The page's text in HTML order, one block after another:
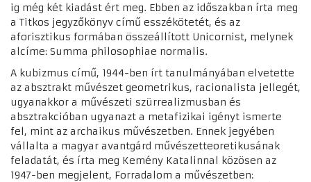
ig még két kiadást ért meg. Ebben az időszakban írta meg
a Titkos jegyzőkönyv című esszékötetét, és az
aforisztikus formában összeállított Unicornist, melynek
alcíme: Summa philosophiae normalis.
A kubizmus című, 1944-ben írt tanulmányában elvetette
az absztrakt művészet geometrikus, racionalista jellegét,
ugyanakkor a művészeti szürrealizmusban és
absztrakcióban ugyanazt a metafizikai igényt ismerte
fel, mint az archaikus művészetben. Ennek jegyében
vállalta a magyar avantgárd művészetteoretikusának
feladatát, és írta meg Kemény Katalinnal közösen az
1947-ben megjelent, Forradalom a művészetben: